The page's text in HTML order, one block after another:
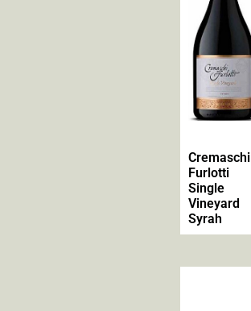
Cremaschi
Furlotti
Single
Vineyard
Syrah